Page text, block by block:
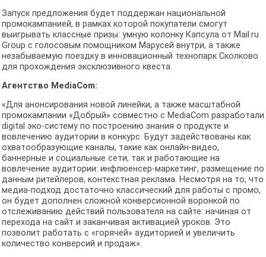
Запуск предложения будет поддержан национальной
промокампанией, в рамках которой покупатели смогут
выигрывать классные призы: умную колонку Капсула от Mail.ru
Group с голосовым помощником Марусей внутри, а также
незабываемую поездку в инновационный технопарк Сколково
для прохождения эксклюзивного квеста.
Агентство MediaСom:
«Для анонсирования новой линейки, а также масштабной
промокампании «Добрый» совместно с MediaCom разработали
digital эко-систему по построению знания о продукте и
вовлечению аудитории в конкурс. Будут задействованы как
охватообразующие каналы, такие как онлайн-видео,
баннерные и социальные сети, так и работающие на
вовлечение аудитории: инфлюенсер-маркетинг, размещение по
данным ритейлеров, контекстная реклама. Несмотря на то, что
медиа-подход достаточно классический для работы с промо,
он будет дополнен сложной конверсионной воронкой по
отслеживанию действий пользователя на сайте: начиная от
перехода на сайт и заканчивая активацией уроков. Это
позволит работать с «горячей» аудиторией и увеличить
количество конверсий и продаж».